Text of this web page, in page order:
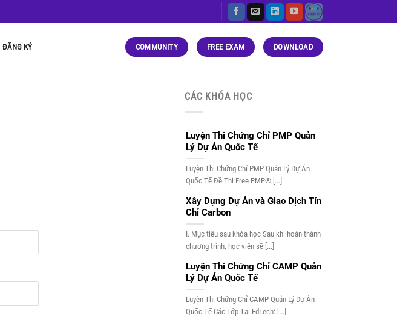
ĐĂNG KÝ COMMUNITY FREE EXAM DOWNLOAD
CÁC KHÓA HỌC
Luyện Thi Chứng Chỉ PMP Quản
Lý Dự Án Quốc Tế
Luyện Thi Chứng Chỉ PMP Quản Lý Dự Án
Quốc Tế Đề Thi Free PMP® [...]
Xây Dựng Dự Án và Giao Dịch Tín
Chỉ Carbon
I. Mục tiêu sau khóa học Sau khi hoàn thành
chương trình, học viên sẽ [...]
Luyện Thi Chứng Chỉ CAMP Quản
Lý Dự Án Quốc Tế
Luyện Thi Chứng Chỉ CAMP Quản Lý Dự Án
Quốc Tế Các Lớp Tại EdTech: [...]